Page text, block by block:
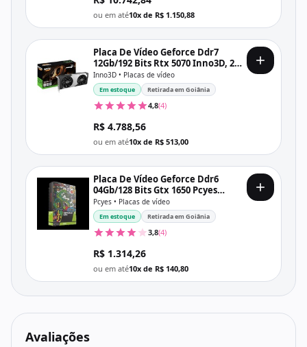
ou em até10x de R$ 1.150,88
Placa De Vídeo Geforce Ddr7
12Gb/192 Bits Rtx 5070 Inno3D, 2
Fans, Dp, Hdmi, N50702-12D7-
195064N, Preta
Inno3D • Placas de vídeo
Em estoque Retirada em Goiânia
4,8(4)
R$ 4.788,56
ou em até10x de R$ 513,00
Placa De Vídeo Geforce Ddr6
04Gb/128 Bits Gtx 1650 Pcyes
Graffiti, 2 Fans, Dp, Hdmi, Dvi,
Pa1650412820Dr6
Pcyes • Placas de vídeo
Em estoque Retirada em Goiânia
3,8(4)
R$ 1.314,26
ou em até10x de R$ 140,80
Avaliações